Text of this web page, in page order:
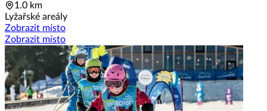
1.0 km
Lyžařské areály
Zobrazit místo
Zobrazit místo